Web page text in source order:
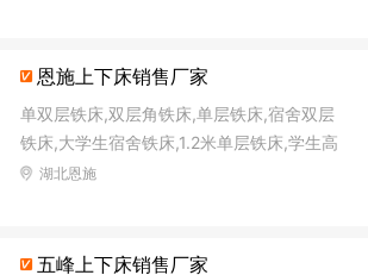
恩施上下床销售厂家
单双层铁床,双层角铁床,单层铁床,宿舍双层
铁床,大学生宿舍铁床,1.2米单层铁床,学生高
低铁床,单位铁床
湖北恩施
五峰上下床销售厂家